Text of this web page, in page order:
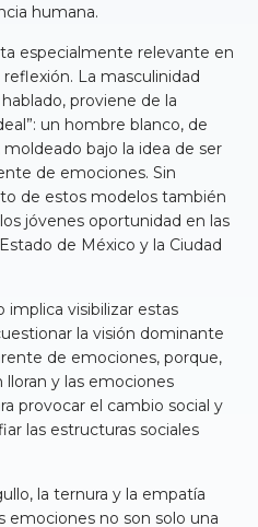
humana.
especialmente relevante en
La masculinidad
proviene de la
un hombre blanco, de
bajo la idea de ser
de emociones. Sin
de estos modelos también
jóvenes oportunidad en las
de México y la Ciudad
implica visibilizar estas
la visión dominante
de emociones, porque,
y las emociones
provocar el cambio social y
las estructuras sociales
la ternura y la empatía
emociones no son solo una